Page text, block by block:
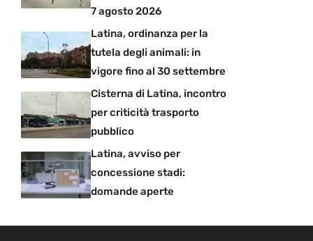
7 agosto 2026
Latina, ordinanza per la
tutela degli animali: in
vigore fino al 30 settembre
Cisterna di Latina, incontro
per criticità trasporto
pubblico
Latina, avviso per
concessione stadi:
domande aperte